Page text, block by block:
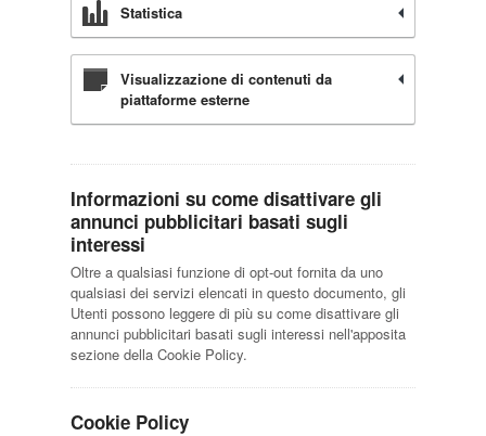
Statistica
Visualizzazione di contenuti da
piattaforme esterne
Informazioni su come disattivare gli
annunci pubblicitari basati sugli
interessi
Oltre a qualsiasi funzione di opt-out fornita da uno
qualsiasi dei servizi elencati in questo documento, gli
Utenti possono leggere di più su come disattivare gli
annunci pubblicitari basati sugli interessi nell'apposita
sezione della Cookie Policy.
Cookie Policy